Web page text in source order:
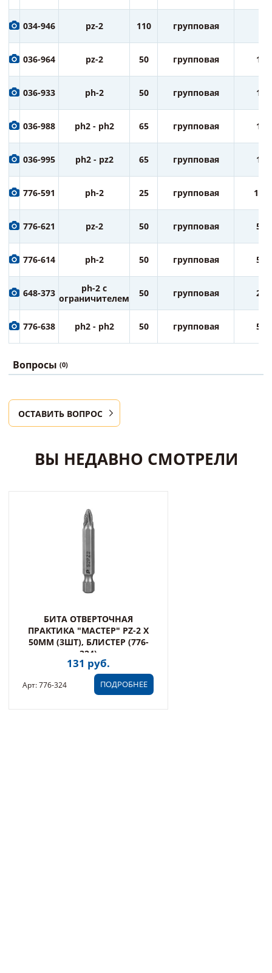
034-946 pz-2 110 групповая
036-964 pz-2 50 групповая 10
036-933 ph-2 50 групповая 10
036-988 ph2 - ph2 65 групповая 10
036-995 ph2 - pz2 65 групповая 10
776-591 ph-2 25 групповая 100
776-621 pz-2 50 групповая 50
776-614 ph-2 50 групповая 50
648-373
ph-2 с
ограничителем
50 групповая 25
776-638 ph2 - ph2 50 групповая 50
Вопросы (0)
ОСТАВИТЬ ВОПРОС
ВЫ НЕДАВНО СМОТРЕЛИ
БИТА ОТВЕРТОЧНАЯ
ПРАКТИКА "МАСТЕР" PZ-2 Х
50ММ (3ШТ), БЛИСТЕР (776-
324)
131 руб.
ПОДРОБНЕЕ
Арт: 776-324